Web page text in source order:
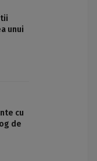
unui
cu
de